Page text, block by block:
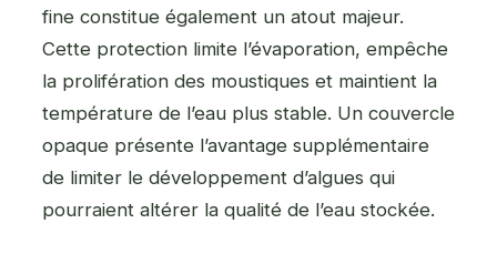
fine constitue également un atout majeur.
Cette protection limite l’évaporation, empêche
la prolifération des moustiques et maintient la
température de l’eau plus stable. Un couvercle
opaque présente l’avantage supplémentaire
de limiter le développement d’algues qui
pourraient altérer la qualité de l’eau stockée.